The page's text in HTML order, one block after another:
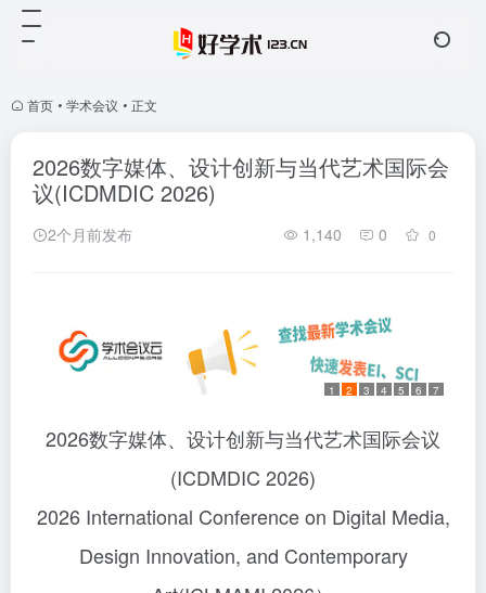
首页 • 学术会议 • 正文
2026数字媒体、设计创新与当代艺术国际会
议(ICDMDIC 2026)
2个月前发布 1,140 0 0
1 2 3 4 5 6 7
2026数字媒体、设计创新与当代艺术国际会议
(ICDMDIC 2026)
2026 International Conference on Digital Media,
Design Innovation, and Contemporary